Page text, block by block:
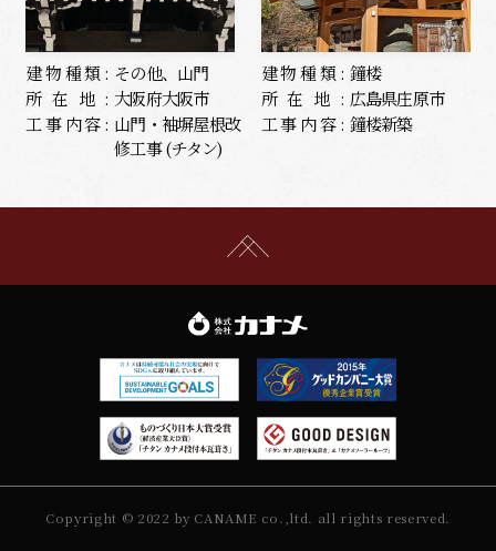
建物種類: その他、山門
所在地: 大阪府大阪市
工事内容: 山門・袖塀屋根改
修工事 (チタン)
建物種類: 鐘楼
所在地: 広島県庄原市
工事内容: 鐘楼新築
Copyright © 2022 by CANAME co.,ltd. all rights reserved.